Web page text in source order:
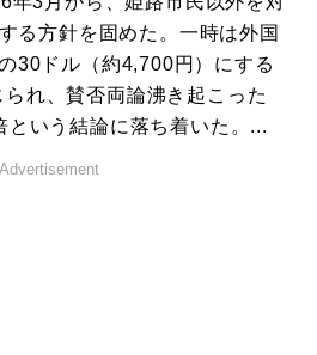
る方針を固めた。一時は外国
30ドル（約4,700円）にする
れ、賛否両論沸き起こった
という結論に落ち着いた。...
Advertisement